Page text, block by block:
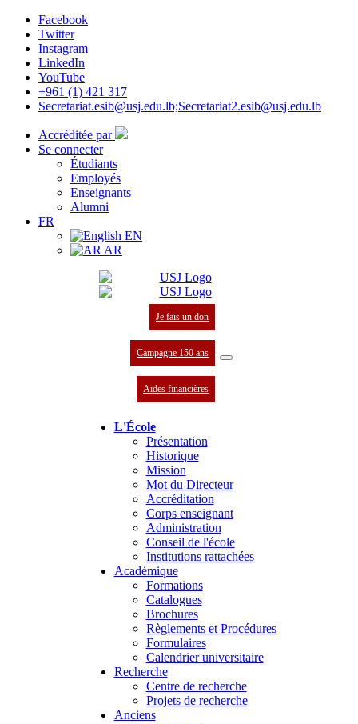
Facebook
Twitter
Instagram
LinkedIn
YouTube
+961 (1) 421 317
Secretariat.esib@usj.edu.lb;Secretariat2.esib@usj.edu.lb
Accréditée par
Se connecter
Étudiants
Employés
Enseignants
Alumni
FR
EN
AR
Je fais un don
Campagne 150 ans
Aides financières
L'École
Présentation
Historique
Mission
Mot du Directeur
Accréditation
Corps enseignant
Administration
Conseil de l'école
Institutions rattachées
Académique
Formations
Catalogues
Brochures
Règlements et Procédures
Formulaires
Calendrier universitaire
Recherche
Centre de recherche
Projets de recherche
Anciens